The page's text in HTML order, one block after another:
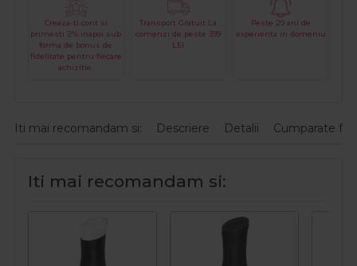
Creaza-ti cont si
primesti 2% inapoi sub
forma de bonus de
fidelitate pentru fiecare
achizitie.
Transport Gratuit La
comenzi de peste 399
LEI
Peste 29 ani de
experienta in domeniu
Iti mai recomandam si: Descriere Detalii Cumparate
Iti mai recomandam si: